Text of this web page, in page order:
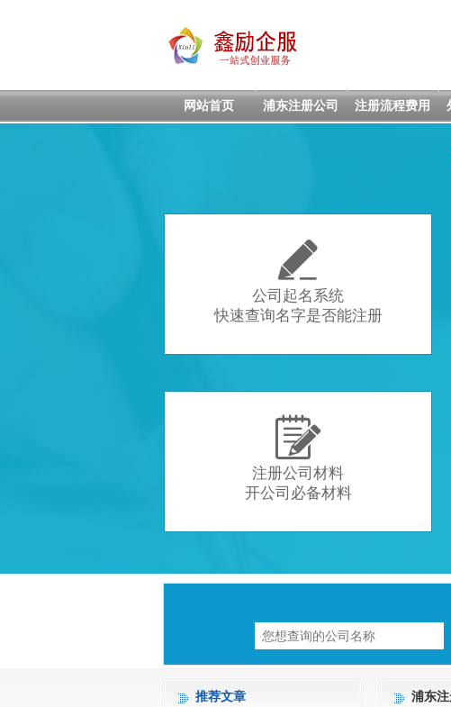
网站首页 浦东注册公司 注册流程费用

公司起名系统
快速查询名字是否能注册

注册公司材料
开公司必备材料
浦东注
推荐文章